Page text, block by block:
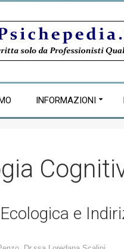
INFORMAZIONI
e